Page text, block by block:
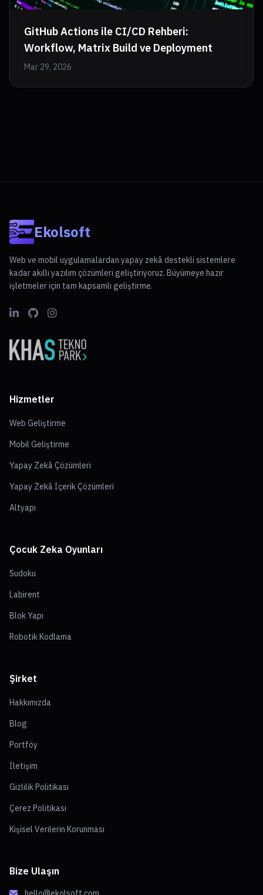
GitHub Actions ile CI/CD Rehberi:
Workflow, Matrix Build ve Deployment
Mar 29, 2026
Ekolsoft
Web ve mobil uygulamalardan yapay zekâ destekli sistemlere
kadar akıllı yazılım çözümleri geliştiriyoruz. Büyümeye hazır
işletmeler için tam kapsamlı geliştirme.
Hizmetler
Web Geliştirme
Mobil Geliştirme
Yapay Zekâ Çözümleri
Yapay Zekâ İçerik Çözümleri
Altyapı
Çocuk Zeka Oyunları
Sudoku
Labirent
Blok Yapı
Robotik Kodlama
Şirket
Hakkımızda
Blog
Portföy
İletişim
Gizlilik Politikası
Çerez Politikası
Kişisel Verilerin Korunması
Bize Ulaşın